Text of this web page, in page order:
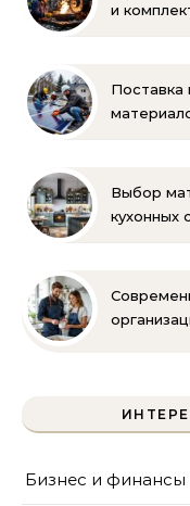
и
Поставка
Выбор
кухонных
Бизнес и финансы